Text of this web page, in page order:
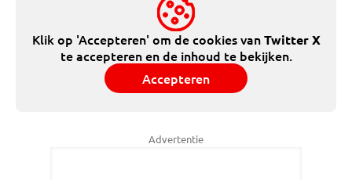
Klik op 'Accepteren' om de cookies vanTwitter X
te accepteren en de inhoud te bekijken.
Accepteren
Advertentie